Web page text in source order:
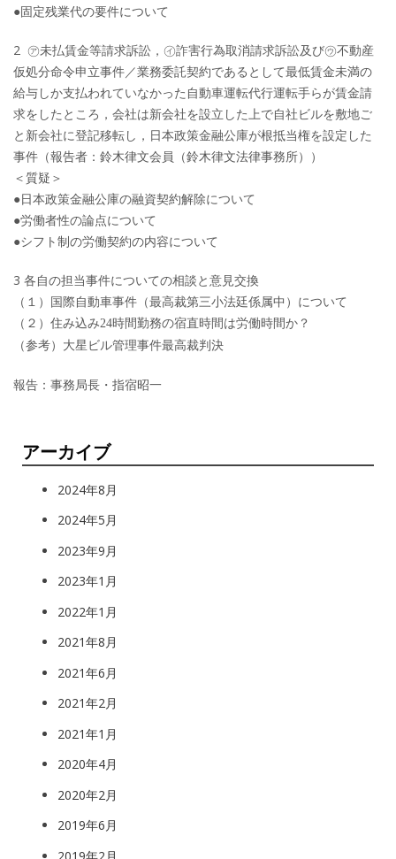
●固定残業代の要件について
2 ㋐未払賃金等請求訴訟，㋑詐害行為取消請求訴訟及び㋒不動産
仮処分命令申立事件／業務委託契約であるとして最低賃金未満の
給与しか支払われていなかった自動車運転代行運転手らが賃金請
求をしたところ，会社は新会社を設立した上で自社ビルを敷地ご
と新会社に登記移転し，日本政策金融公庫が根抵当権を設定した
事件（報告者：鈴木律文会員（鈴木律文法律事務所））
＜質疑＞
●日本政策金融公庫の融資契約解除について
●労働者性の論点について
●シフト制の労働契約の内容について
3 各自の担当事件についての相談と意見交換
（１）国際自動車事件（最高裁第三小法廷係属中）について
（２）住み込み24時間勤務の宿直時間は労働時間か？
（参考）大星ビル管理事件最高裁判決
報告：事務局長・指宿昭一
アーカイブ
2024年8月
2024年5月
2023年9月
2023年1月
2022年1月
2021年8月
2021年6月
2021年2月
2021年1月
2020年4月
2020年2月
2019年6月